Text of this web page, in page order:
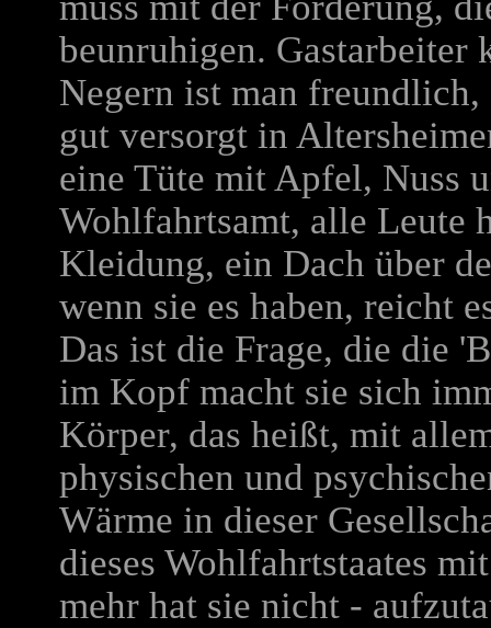
beunruhigen.
Negern ist man
gut versorgt in
eine Tüte mit Apfel, Nuss
Wohlfahrtsamt, alle Leute
Kleidung, ein Dach über
wenn sie es haben, reicht
Das ist die Frage, die die
im Kopf macht sie sich
Körper, das heißt, mit
physischen und
Wärme in dieser
dieses Wohlfahrtstaates
mehr hat sie nicht -